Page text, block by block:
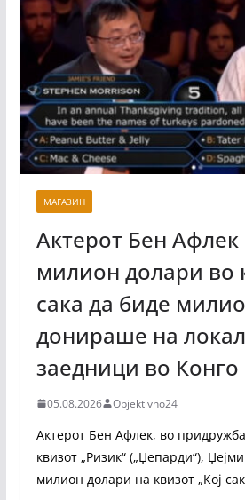
МАГАЗИН
Актерот Бен Афлек
милион долари во
сака да биде
донираше на
заедници во Конго
05.08.2026 Objektivno24
Актерот Бен Афлек, во
квизот „Ризик“ („Џепарди“),
милион долари на квизот „Кој